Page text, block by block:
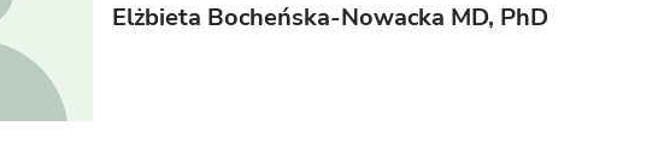
Elżbieta Bocheńska-Nowacka MD, PhD